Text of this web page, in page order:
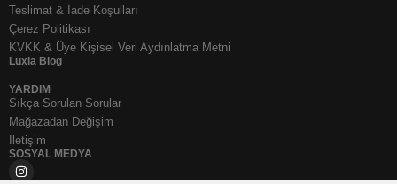
Teslimat & İade Koşulları
Çerez Politikası
KVKK & Üye Kişisel Veri Aydınlatma Metni
Luxia Blog
YARDIM
Sıkça Sorulan Sorular
Mağazadan Değişim
İletişim
SOSYAL MEDYA